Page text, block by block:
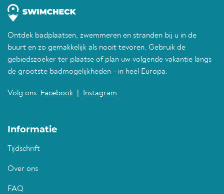
Ontdek badplaatsen, zwemmeren en stranden bij u in de
buurt en zo gemakkelijk als nooit tevoren. Gebruik de
gebiedszoeker ter plaatse of plan uw volgende vakantie langs
de grootste badmogelijkheden - in heel Europa.
Volg ons: Facebook Instagram
Informatie
Tijdschrift
Over ons
FAQ